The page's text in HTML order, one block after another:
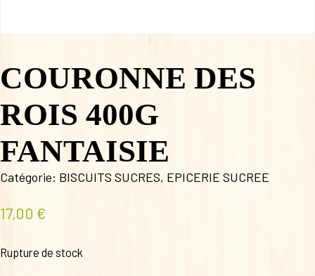
COURONNE DES
ROIS 400G
FANTAISIE
Catégorie: BISCUITS SUCRES, EPICERIE SUCREE
17,00 €
Rupture de stock